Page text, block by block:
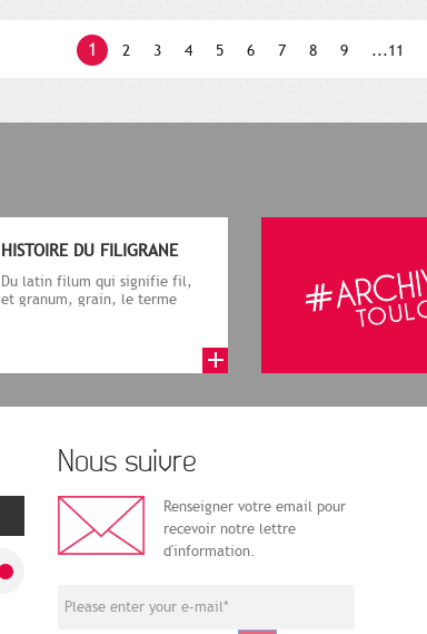
1 2 3 4 5 6 7 8 9 ...11
HISTOIRE DU FILIGRANE
Du latin filum qui signifie fil,
et granum, grain, le terme
Nous suivre
Renseigner votre email pour
recevoir notre lettre
d'information.